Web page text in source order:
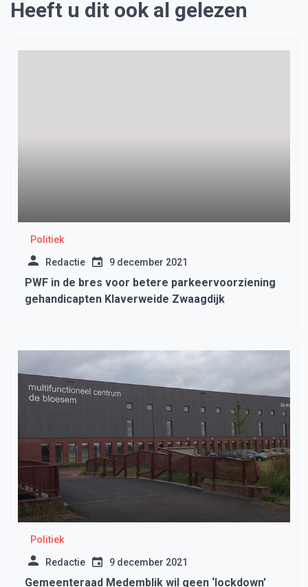
Heeft u dit ook al gelezen
Politiek
Redactie 9 december 2021
PWF in de bres voor betere parkeervoorziening
gehandicapten Klaverweide Zwaagdijk
Politiek
Redactie 9 december 2021
Gemeenteraad Medemblik wil geen ‘lockdown’